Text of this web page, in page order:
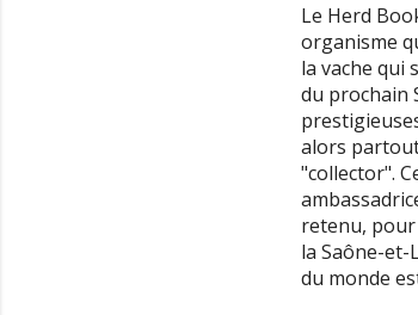
Le Herd
organisme
la vache qui
du prochain
alors
"collector".
retenu, pour
la Saône-et-
du monde